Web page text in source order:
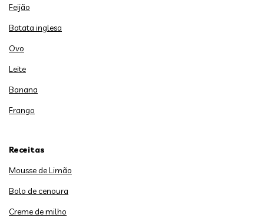
Feijão
Batata inglesa
Ovo
Leite
Banana
Frango
Receitas
Mousse de Limão
Bolo de cenoura
Creme de milho